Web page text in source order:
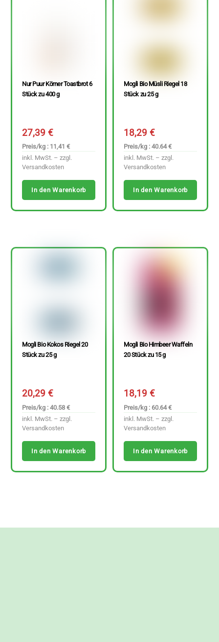
Nur Puur Körner Toastbrot 6
Stück zu 400 g
27,39€
Preis/kg : 11,41 €
inkl. MwSt. – zzgl.
Versandkosten
In den Warenkorb
Mogli Bio Müsli Riegel 18
Stück zu 25 g
18,29€
Preis/kg : 40.64 €
inkl. MwSt. – zzgl.
Versandkosten
In den Warenkorb
Mogli Bio Kokos Riegel 20
Stück zu 25 g
20,29€
Preis/kg : 40.58 €
inkl. MwSt. – zzgl.
Versandkosten
In den Warenkorb
Mogli Bio Himbeer Waffeln
20 Stück zu 15 g
18,19€
Preis/kg : 60.64 €
inkl. MwSt. – zzgl.
Versandkosten
In den Warenkorb